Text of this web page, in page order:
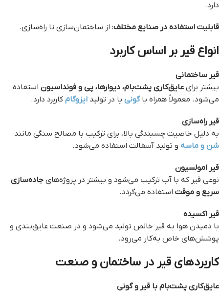
دارد.
قابلیت استفاده در صنایع مختلف: از ساختمان‌سازی تا راه‌سازی.
انواع قیر بر اساس کاربرد
قیر ساختمانی
بیشتر برایعایق‌کاری پشت‌بام، دیوارها، پی و فونداسیون استفاده
می‌شود. معمولاً همراه باگونی یا در تولید ایزوگامکاربرد دارد.
قیر راه‌سازی
به دلیل خاصیت چسبندگی بالا، برای ترکیب با مصالح سنگی مانند
شن و ماسه و تولید آسفالت استفاده می‌شود.
قیر امولسیون
نوعی قیر که با آب ترکیب می‌شود و بیشتر در پروژه‌های جاده‌سازی
سریع و موقت استفاده می‌گردد.
قیر اکسیده
با دمیدن هوا به قیر خالص تولید می‌شود و در صنعت عایق‌بندی و
پوشش‌های خاص به‌کار می‌رود.
کاربردهای قیر در ساختمان و صنعت
عایق‌کاری پشت‌بام با قیر و گونی